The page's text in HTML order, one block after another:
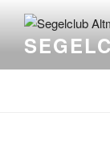
Inhalt
springen